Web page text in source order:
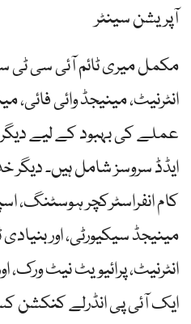
آپریشن سینٹر
مکمل میری ٹائم آئی سی
انٹرنیٹ، مینیجڈ وائی فائی،
عملے کی بہبود کے لیے دیگر
ایڈڈ سروسز شامل ہیں۔ دیگر
کام انفراسٹرکچر
مینیجڈ سیکیورٹی، اور
انٹرنیٹ، پرائیویٹ نیٹ
ایک آئی پی انڈرلے